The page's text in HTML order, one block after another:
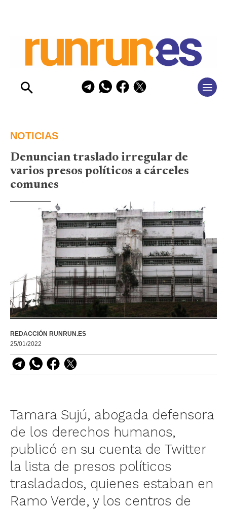
NOTICIAS
Denuncian traslado irregular de
varios presos políticos a cárceles
comunes
REDACCIÓN RUNRUN.ES
25/01/2022
Tamara Sujú, abogada defensora
de los derechos humanos,
publicó en su cuenta de Twitter
la lista de presos políticos
trasladados, quienes estaban en
Ramo Verde, y los centros de